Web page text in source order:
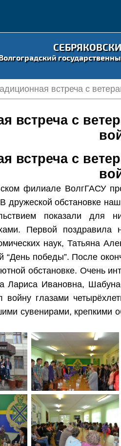
встреча с
встреча с
встреча с
филиале ВолгГАСУ
дружеской обстановке
показали для
Первой поздравила
наук, Татьяна
“День победы”. После
обстановке. Очень
Лариса Ивановна,
войну глазами
сувенирами, крепкими